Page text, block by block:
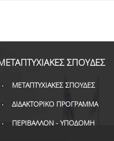
ΣΠΟΥΔΕΣ
ΜΕΤΑΠΤΥΧΙΑΚΕΣ ΣΠΟΥΔΕΣ
ΔΙΔΑΚΤΟΡΙΚΟ ΠΡΟΓΡΑΜΜΑ
ΠΕΡΙΒΑΛΛΟΝ - ΥΠΟΔΟΜΗ